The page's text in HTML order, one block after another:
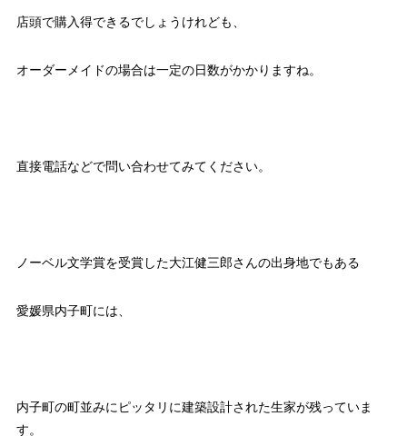
店頭で購入得できるでしょうけれども、
オーダーメイドの場合は一定の日数がかかりますね。
直接電話などで問い合わせてみてください。
ノーベル文学賞を受賞した大江健三郎さんの出身地でもある
愛媛県内子町には、
内子町の町並みにピッタリに建築設計された生家が残っていま
す。